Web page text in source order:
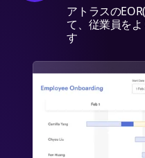
アトラスの
て、従業員を
す